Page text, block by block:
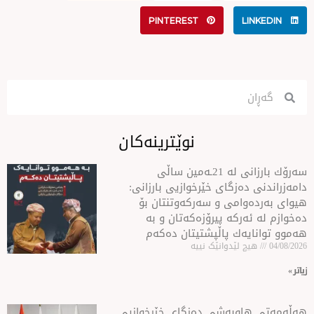
PINTEREST
نوێترینەکان
سه‌رۆك بارزانی له‌ 21ـه‌مین ساڵی
خێرخوازیی بارزانی:
و سەركەوتنتان بۆ
پیرۆزەكەتان و بە
پاڵپشتیتان دەكەم
نییە